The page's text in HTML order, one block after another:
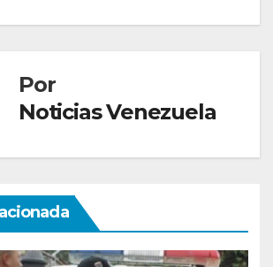
Por
Noticias Venezuela